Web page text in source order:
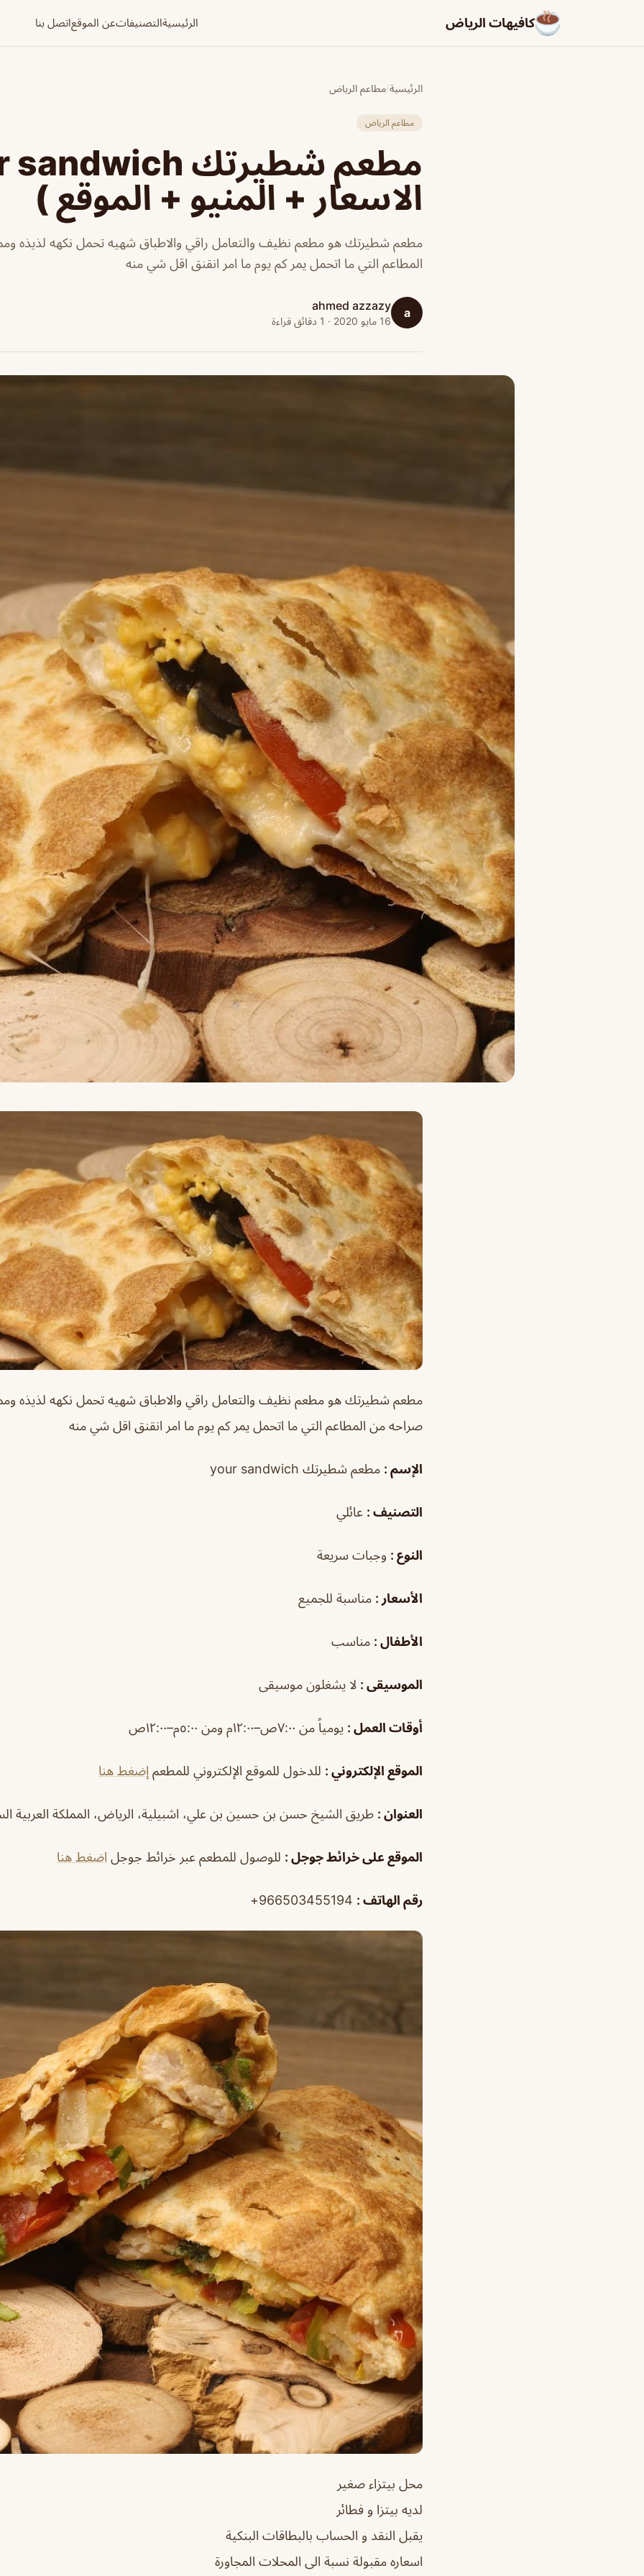
كافيهات الرياض الرئيسيةالتصنيفاتعن الموقعاتصل بنا
الرئيسية/مطاعم الرياض
مطاعم الرياض
الاسعار + المنيو + الموقع )
مطعم شطيرتك هو مطعم نظيف والتعامل راقي والاطباق شهيه تحمل نكهه لذيذه
المطاعم التي ما اتحمل يمر كم يوم ما امر انقنق اقل شي منه
a
ahmed azzazy
16 مايو 2020 · 1 دقائق قراءة
مطعم شطيرتك هو مطعم نظيف والتعامل راقي والاطباق شهيه تحمل نكهه لذيذه
صراحه من المطاعم التي ما اتحمل يمر كم يوم ما امر انقنق اقل شي منه
الإسم : مطعم شطيرتك your sandwich
التصنيف : عائلي
النوع : وجبات سريعة
الأسعار : مناسبة للجميع
الأطفال : مناسب
الموسيقى : لا يشغلون موسيقى
أوقات العمل : يومياً من ٧:٠٠ص–١٢:٠٠م ومن ٥:٠٠م–١٢:٠٠ص
الموقع الإلكتروني : للدخول للموقع الإلكتروني للمطعم إضغط هنا
العنوان : طريق الشيخ حسن بن حسين بن علي، اشبيلية، الرياض، المملكة العربية
الموقع على خرائط جوجل : للوصول للمطعم عبر خرائط جوجل اضغط هنا
رقم الهاتف :
محل بيتزاء صغير
لديه بيتزا و فطائر
يقبل النقد و الحساب بالبطاقات البنكية
اسعاره مقبولة نسبة الى المحلات المجاورة